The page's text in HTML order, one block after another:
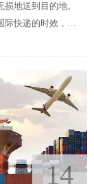
地送到目的地。
际快递的时效，不
见的问题有哪些?
快递。
14